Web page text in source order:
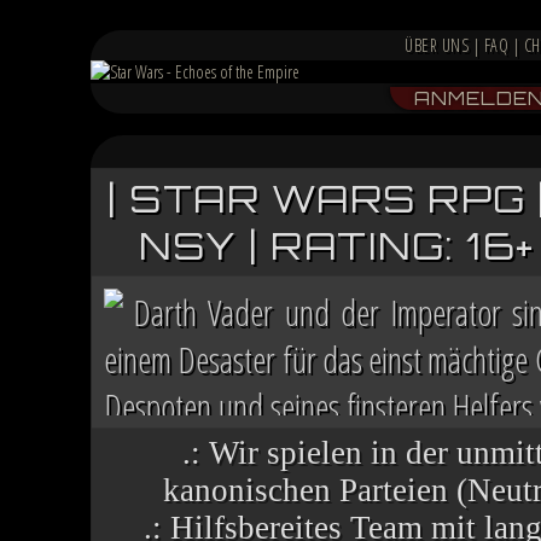
ÜBER UNS | FAQ |
| STAR WARS
NSY | RATING:
Darth Vader und der Imperator
einem Desaster für das einst
Despoten und seines finsteren
Chaos herrscht auf vielen Welten,
.: Wir spielen in der
kanonischen Parteien
.: Hilfsbereites Team mit